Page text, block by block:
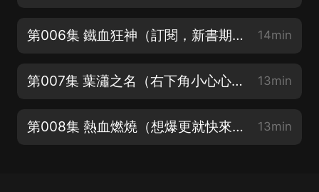
第006集 鐵血狂神（訂閱，新書期全） 14min
第007集 葉瀟之名（右下角小心心走起~） 13min
第008集 熱血燃燒（想爆更就快來點讚分享吧~） 13min